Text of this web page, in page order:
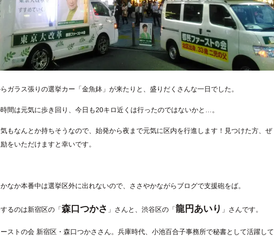
ガラス張りの選挙カー「金魚鉢」が来たりと、盛りだくさんな一日でした。
間は元気に歩き回り、今日も20キロ近くは行ったのではないかと…。
もなんとか持ちそうなので、始発から夜まで元気に区内を行進します！見つけた方、ぜ
をいただけますと幸いです。
なか本番中は選挙区外に出れないので、ささやかながらブログで支援砲をば。
るのは新宿区の「森口つかさ 」さんと、渋谷区の「龍円あいり 」さんです。
ストの会 新宿区・森口つかささん。兵庫時代、小池百合子事務所で秘書として活躍して